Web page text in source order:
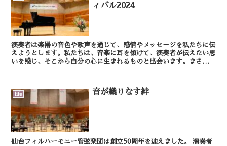
ィバル2024
演奏者は楽器の音色や歌声を通じて、感情やメッセージを私たちに伝
えようとします。私たちは、音楽に耳を傾けて、演奏者が伝えたい思
いを感じ、そこから自分の心に生まれるものと出会います。まさに一
life 音が織りなす絆
仙台フィルハーモニー管弦楽団は創立50周年を迎えました。 演奏者